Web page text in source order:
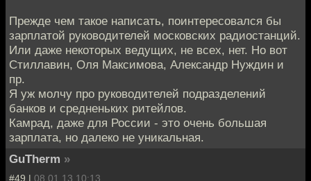
Прежде чем такое написать, поинтересовался бы
зарплатой руководителей московских радиостанций.
Или даже некоторых ведущих, не всех, нет. Но вот
Стиллавин, Оля Максимова, Александр Нуждин и
пр.
Я уж молчу про руководителей подразделений
банков и средненьких ритейлов.
Камрад, даже для России - это очень большая
зарплата, но далеко не уникальная.
GuTherm »
#49 | 08.01.13 10:13